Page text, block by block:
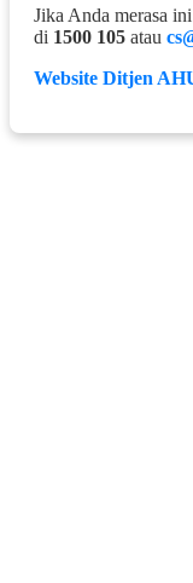
Jika Anda merasa
di 1500 105 atau
Website Ditjen